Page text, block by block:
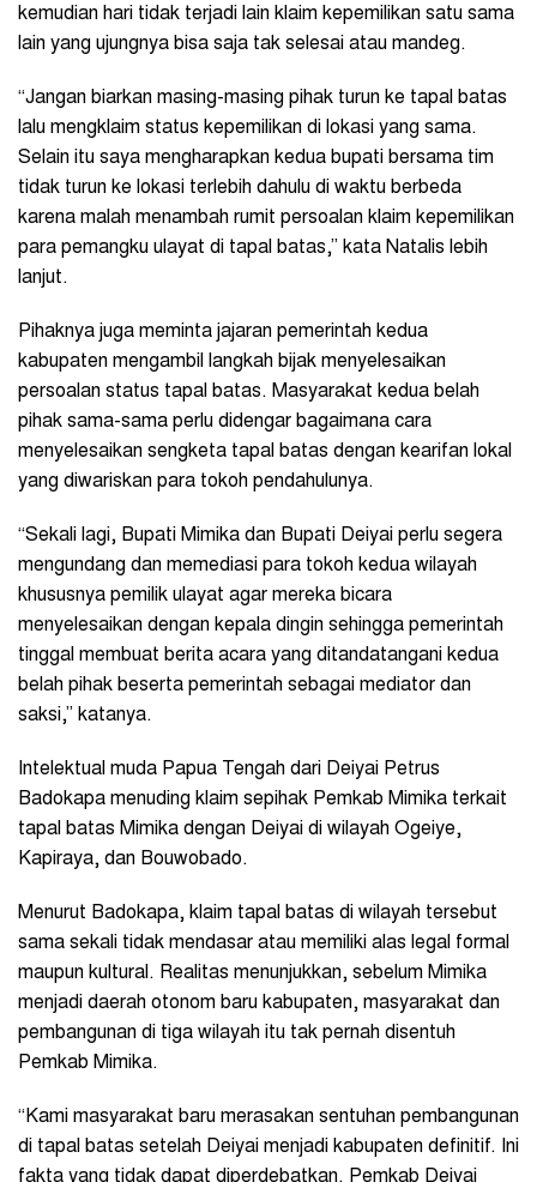
kemudian hari tidak terjadi lain klaim kepemilikan satu sama
lain yang ujungnya bisa saja tak selesai atau mandeg.
“Jangan biarkan masing-masing pihak turun ke tapal batas
lalu mengklaim status kepemilikan di lokasi yang sama.
Selain itu saya mengharapkan kedua bupati bersama tim
tidak turun ke lokasi terlebih dahulu di waktu berbeda
karena malah menambah rumit persoalan klaim kepemilikan
para pemangku ulayat di tapal batas,” kata Natalis lebih
lanjut.
Pihaknya juga meminta jajaran pemerintah kedua
kabupaten mengambil langkah bijak menyelesaikan
persoalan status tapal batas. Masyarakat kedua belah
pihak sama-sama perlu didengar bagaimana cara
menyelesaikan sengketa tapal batas dengan kearifan lokal
yang diwariskan para tokoh pendahulunya.
“Sekali lagi, Bupati Mimika dan Bupati Deiyai perlu segera
mengundang dan memediasi para tokoh kedua wilayah
khususnya pemilik ulayat agar mereka bicara
menyelesaikan dengan kepala dingin sehingga pemerintah
tinggal membuat berita acara yang ditandatangani kedua
belah pihak beserta pemerintah sebagai mediator dan
saksi,” katanya.
Intelektual muda Papua Tengah dari Deiyai Petrus
Badokapa menuding klaim sepihak Pemkab Mimika terkait
tapal batas Mimika dengan Deiyai di wilayah Ogeiye,
Kapiraya, dan Bouwobado.
Menurut Badokapa, klaim tapal batas di wilayah tersebut
sama sekali tidak mendasar atau memiliki alas legal formal
maupun kultural. Realitas menunjukkan, sebelum Mimika
menjadi daerah otonom baru kabupaten, masyarakat dan
pembangunan di tiga wilayah itu tak pernah disentuh
Pemkab Mimika.
“Kami masyarakat baru merasakan sentuhan pembangunan
di tapal batas setelah Deiyai menjadi kabupaten definitif. Ini
fakta yang tidak dapat diperdebatkan. Pemkab Deiyai